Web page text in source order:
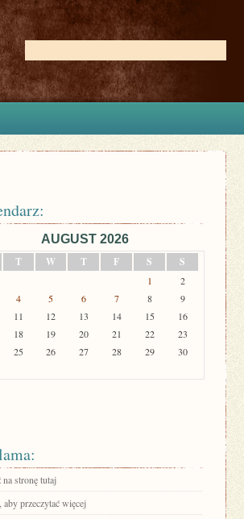
AUGUST 2026
T W T F S S
1
2
4 5 6 7 8
9
11 12 13 14 15
16
18 19 20 21 22
23
25 26 27 28 29
30
na stronę tutaj
przeczytać więcej